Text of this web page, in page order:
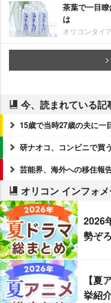
茶葉で一目
は
オリコンタイ
今、読まれている記
15歳で当時27歳の夫に一
研ナオコ、コンビニで買
芸能界、海外への移住報
オリコン インフォ
2026
勢ぞ
【夏
挙紹